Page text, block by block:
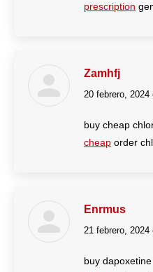
prescription
Zamhfj
dice:
20 febrero, 2024
buy cheap
cheap order
Enrmus
dice:
21 febrero, 2024
buy